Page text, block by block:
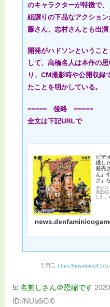
のキャラクターが特徴で
組譲りの下品なアクショ
藤さん、志村さんとも出演
開発がハドソンというこ
して、高橋名人は本作の
り、CM撮影時や公開収録
たことを明かしている。
===== 後略 =====
全文は下記URLで
ビデ
残し
発売
ん』
ク』
タレン
月29
した。
引用元: https://
5: 名無しさん＠恐縮です
ID:/NUb6iGl0